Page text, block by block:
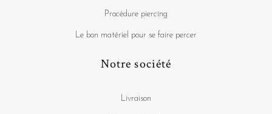
Procédure piercing
Le bon matériel pour se faire percer
Notre société
Livraison